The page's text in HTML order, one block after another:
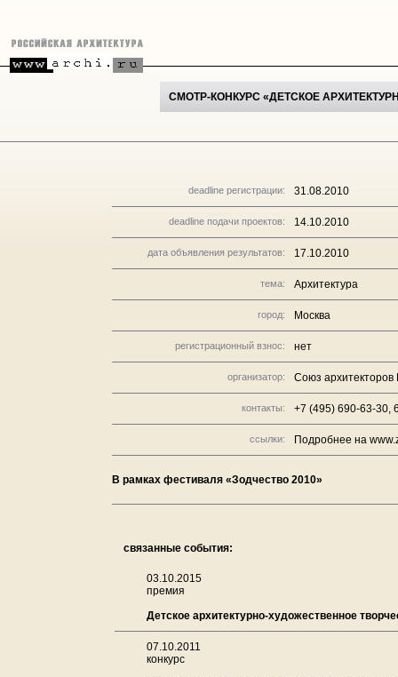
СМОТР-КОНКУРС «ДЕТСКОЕ
deadline регистрации: 31.08.2010
deadline подачи проектов: 14.10.2010
дата объявления результатов: 17.10.2010
тема: Архитектура
город: Москва
регистрационный взнос: нет
организатор: Союз архитекторов
контакты: +7 (495) 690-63-30,
ссылки: Подробнее на
В рамках фестиваля «Зодчество 2010»
связанные события:
03.10.2015
премия
Детское архитектурно-художественное
07.10.2011
конкурс